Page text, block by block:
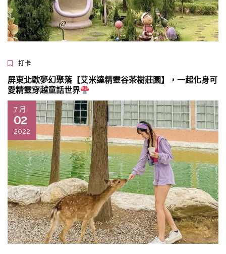
打卡
屏東北歐夢幻聚落【艾米達精靈谷茶樹莊園】，一起化身可
愛精靈穿越童話世界
7 月
02
2022